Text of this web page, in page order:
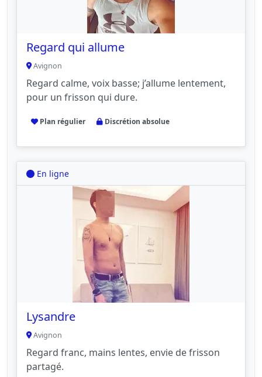
Regard qui allume
Avignon
Regard calme, voix basse; j’allume lentement,
pour un frisson qui dure.
Plan régulier Discrétion absolue
En ligne
Lysandre
Avignon
Regard franc, mains lentes, envie de frisson
partagé.